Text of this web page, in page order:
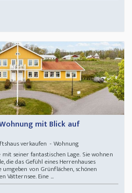
mit Blick auf
verkaufen - Wohnung
seiner fantastischen Lage. Sie wohnen
die das Gefühl eines Herrenhauses
von Grünflächen, schönen
Vätternsee. Eine ...